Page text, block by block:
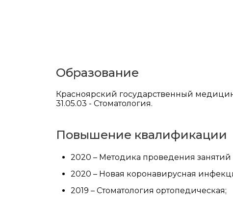
Образование
Красноярский государственный
31.05.03 - Стоматология.
Повышение квалификации
2020 – Методика проведения
2020 – Новая коронавирусная
2019 – Стоматология ортопедическая;